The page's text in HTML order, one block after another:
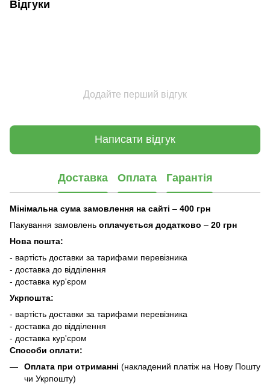
Відгуки
Додайте перший відгук
Написати відгук
Доставка Оплата Гарантія
Мінімальна сума замовлення на сайті – 400 грн
Пакування замовлень оплачується додатково – 20 грн
Нова пошта:
- вартість доставки за тарифами перевізника
- доставка до відділення
- доставка кур'єром
Укрпошта:
- вартість доставки за тарифами перевізника
- доставка до відділення
- доставка кур'єром
Способи оплати:
Оплата при отриманні (накладений платіж на Нову Пошту
чи Укрпошту)